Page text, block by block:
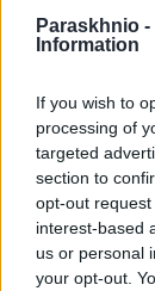
Paraskhnio -
Information
If you wish to
processing of
targeted
section to
opt-out
interest-based
us or personal
your opt-out.
ΣΧΕΤΙΚΑ